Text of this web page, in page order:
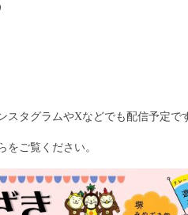
スタグラムやXなどでも配信予定で
をご覧ください。